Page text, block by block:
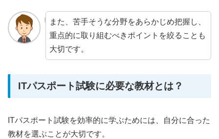
また、苦手そうな分野をあらかじめ把握し、
重点的に取り組むべきポイントを絞ることも
大切です。
ITパスポート試験に必要な教材とは？
ITパスポート試験を効率的に学ぶためには、自分に合った
教材を選ぶことが大切です。